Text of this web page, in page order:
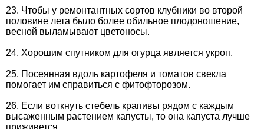
23. Чтобы у ремонтантных сортов клубники во второй
половине лета было более обильное плодоношение,
весной выламывают цветоносы.
24. Хорошим спутником для огурца является укроп.
25. Посеянная вдоль картофеля и томатов свекла
помогает им справиться с фитофторозом.
26. Если воткнуть стебель крапивы рядом с каждым
высаженным растением капусты, то она капуста лучше
приживется.